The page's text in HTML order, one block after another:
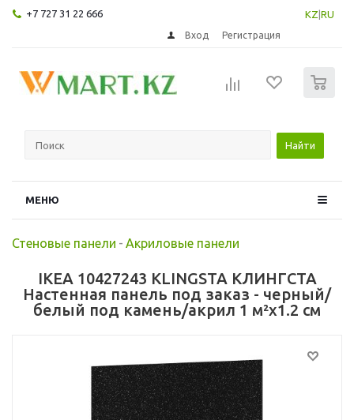
+7 727 31 22 666 KZ RU
Вход Регистрация
Найти
МЕНЮ
Стеновые панели - Акриловые панели
IKEA 10427243 KLINGSTA КЛИНГСТА
Настенная панель под заказ - черный/
белый под камень/акрил 1 м²x1.2 см